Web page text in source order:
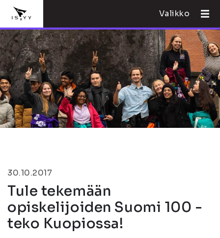
Valikko
30.10.2017
Tule tekemään
opiskelijoiden Suomi 100 -
teko Kuopiossa!